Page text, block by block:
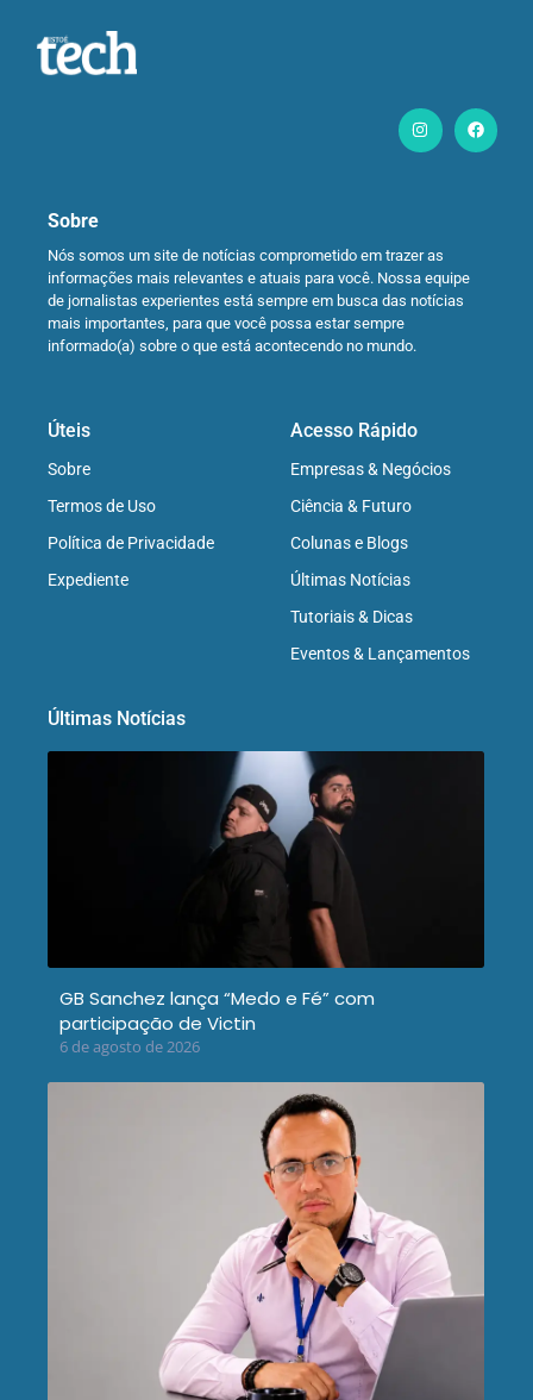
Sobre
Nós somos um site de notícias comprometido em trazer as
informações mais relevantes e atuais para você. Nossa equipe
de jornalistas experientes está sempre em busca das notícias
mais importantes, para que você possa estar sempre
informado(a) sobre o que está acontecendo no mundo.
Úteis
Sobre
Termos de Uso
Política de Privacidade
Expediente
Acesso Rápido
Empresas & Negócios
Ciência & Futuro
Colunas e Blogs
Últimas Notícias
Tutoriais & Dicas
Eventos & Lançamentos
Últimas Notícias
GB Sanchez lança “Medo e Fé” com
participação de Victin
6 de agosto de 2026